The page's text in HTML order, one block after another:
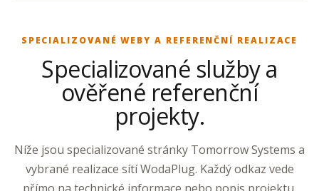
SPECIALIZOVANÉ WEBY A REFERENČNÍ REALIZACE
Specializované služby a
ověřené referenční
projekty.
Níže jsou specializované stránky Tomorrow Systems a
vybrané realizace sítí WodaPlug. Každý odkaz vede